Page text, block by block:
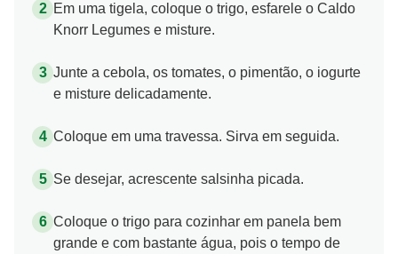
Em uma tigela, coloque o trigo, esfarele o Caldo
Knorr Legumes e misture.
Junte a cebola, os tomates, o pimentão, o iogurte
e misture delicadamente.
Coloque em uma travessa. Sirva em seguida.
Se desejar, acrescente salsinha picada.
Coloque o trigo para cozinhar em panela bem
grande e com bastante água, pois o tempo de